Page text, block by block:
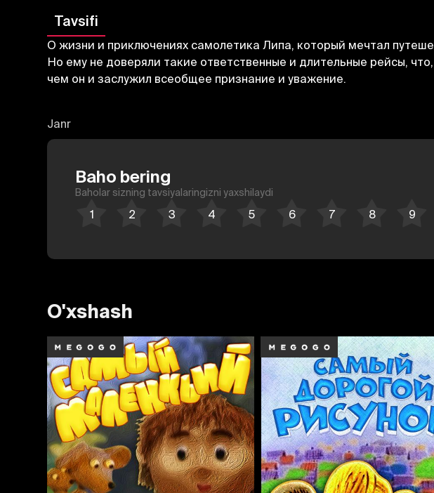
Tavsifi
О жизни и приключениях самолетика Липа, который мечтал
Но ему не доверяли такие ответственные и длительные рейсы,
чем он и заслужил всеобщее признание и уважение.
Janr
Baho bering
Baholar sizning tavsiyalaringizni yaxshilaydi
O'xshash